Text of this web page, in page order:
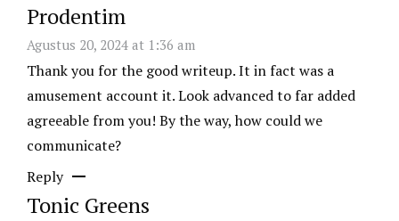
Prodentim
Agustus 20, 2024 at 1:36 am
Thank you for the good writeup. It in fact was a
amusement account it. Look advanced to far added
agreeable from you! By the way, how could we
communicate?
Reply
Tonic Greens